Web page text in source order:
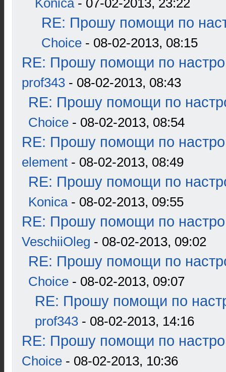
Konica- 07-02-2013, 23:22
RE: Прошу помощи по
Choice - 08-02-2013, 08:15
RE: Прошу помощи по
prof343 - 08-02-2013, 08:43
RE: Прошу помощи по
Choice - 08-02-2013, 08:54
RE: Прошу помощи по
element - 08-02-2013, 08:49
RE: Прошу помощи по
Konica- 08-02-2013, 09:55
RE: Прошу помощи по
VeschiiOleg - 08-02-2013, 09:02
RE: Прошу помощи по
Choice - 08-02-2013, 09:07
RE: Прошу помощи по
prof343 - 08-02-2013, 14:16
RE: Прошу помощи по
Choice - 08-02-2013, 10:36